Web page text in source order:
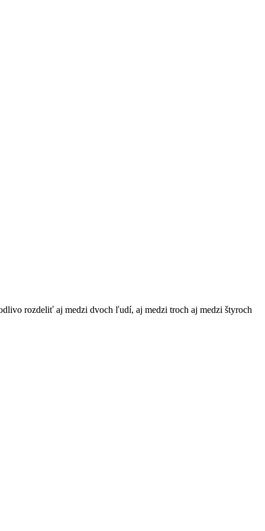
rozdeliť aj medzi dvoch ľudí, aj medzi troch aj medzi štyroch